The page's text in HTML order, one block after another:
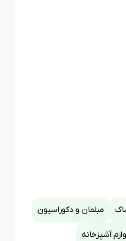
مبلمان و دکوراسیون
آشپزخانه